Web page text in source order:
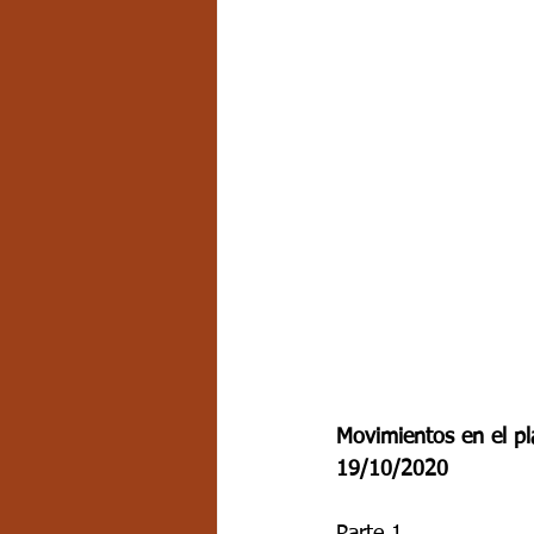
Movimientos en el
19/10/2020